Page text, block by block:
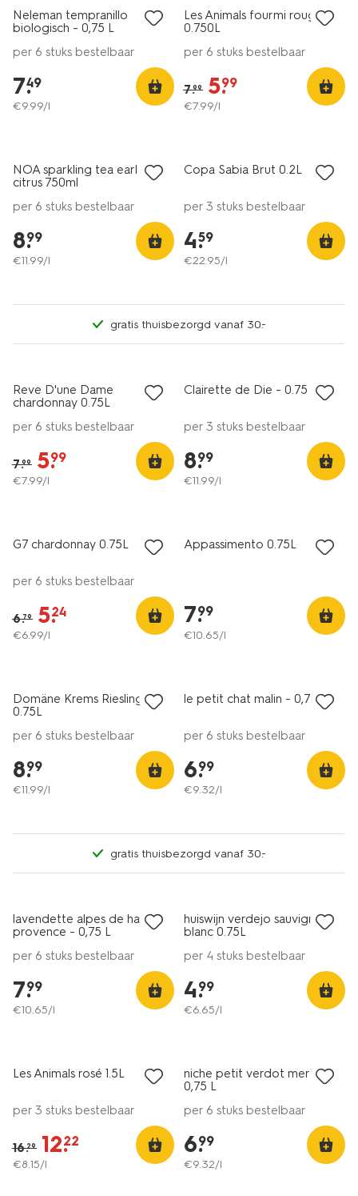
8.5
Neleman tempranillo
biologisch - 0,75 L
per 6 stuks bestelbaar
7.
49
€9.99/l
9
Les Animals fourmi rouge
0.750L
per 6 stuks bestelbaar
7.99 5.
99
€7.99/l
NOA sparkling tea earl grey
citrus 750ml
per 6 stuks bestelbaar
8.
99
€11.99/l
Copa Sabia Brut 0.2L
per 3 stuks bestelbaar
4.
59
€22.95/l
gratis thuisbezorgd vanaf 30.-
8.5
Reve D'une Dame
chardonnay 0.75L
per 6 stuks bestelbaar
7.99 5.
99
€7.99/l
Clairette de Die - 0.75 L
per 3 stuks bestelbaar
8.
99
€11.99/l
vegan
8
G7 chardonnay 0.75L
per 6 stuks bestelbaar
6.79 5.
24
€6.99/l
8+
Appassimento 0.75L
7.
99
€10.65/l
9
Domäne Krems Riesling
0.75L
per 6 stuks bestelbaar
8.
99
€11.99/l
8
le petit chat malin - 0,75 L
per 6 stuks bestelbaar
6.
99
€9.32/l
gratis thuisbezorgd vanaf 30.-
lavendette alpes de haute
provence - 0,75 L
per 6 stuks bestelbaar
7.
99
€10.65/l
8.5
huiswijn verdejo sauvignon
blanc 0.75L
per 4 stuks bestelbaar
4.
99
€6.65/l
nieuw
Les Animals rosé 1.5L
per 3 stuks bestelbaar
16.29 12.
22
€8.15/l
8.5
niche petit verdot merlot -
0,75 L
per 6 stuks bestelbaar
6.
99
€9.32/l